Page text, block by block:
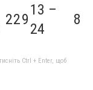
229
13 –
24
8
Ctrl + Enter, щоб